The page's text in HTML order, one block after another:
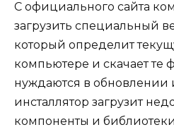
С официального сайта
загрузить специальный
который определит
компьютере и скачает те
нуждаются в обновлении
инсталлятор загрузит
компоненты и